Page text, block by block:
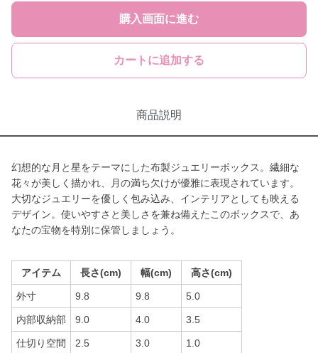
購入画面に進む
カートに追加する
商品説明
幻想的な月と星をテーマにした布製ジュエリーボックス。繊細な
花々が美しく描かれ、月の満ち欠けが優雅に表現されています。
大切なジュエリーを優しく包み込み、インテリアとしても映える
デザイン。使いやすさと美しさを兼ね備えたこのボックスで、あ
なたの宝物を特別に保管しましょう。
アイテム 長さ(cm) 幅(cm) 高さ(cm)
外寸 9.8 9.8 5.0
内部収納部 9.0 4.0 3.5
仕切り空間 2.5 3.0 1.0